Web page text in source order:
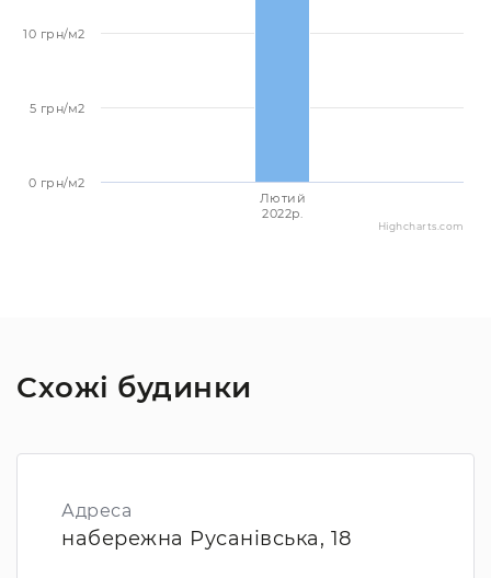
Лютий
2022p.
0 грн/м2
5 грн/м2
10 грн/м2
Highcharts.com
Схожі будинки
Адреса
набережна Русанівська, 18